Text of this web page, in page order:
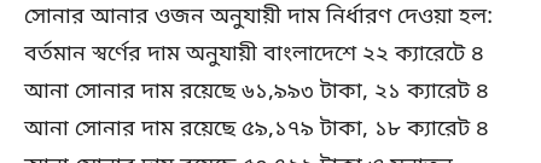
সোনার আনার ওজন অনুযায়ী দাম নির্ধারণ দেওয়া হল:
বর্তমান স্বর্ণের দাম অনুযায়ী বাংলাদেশে ২২ ক্যারেটে ৪
আনা সোনার দাম রয়েছে ৬১,৯৯৩ টাকা, ২১ ক্যারেট ৪
আনা সোনার দাম রয়েছে ৫৯,১৭৯ টাকা, ১৮ ক্যারেট ৪